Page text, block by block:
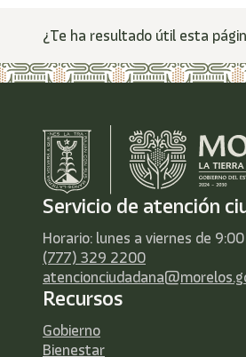
¿Te ha resultado útil esta
Servicio de atención
Horario: lunes a viernes de
(777) 329 2200
Recursos
Gobierno
Bienestar